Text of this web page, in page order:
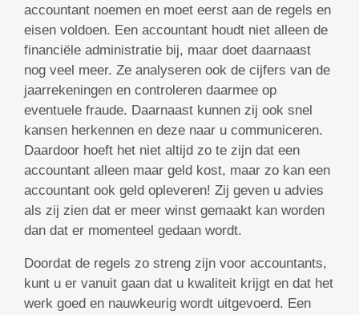
accountant noemen en moet eerst aan de regels en
eisen voldoen. Een accountant houdt niet alleen de
financiële administratie bij, maar doet daarnaast
nog veel meer. Ze analyseren ook de cijfers van de
jaarrekeningen en controleren daarmee op
eventuele fraude. Daarnaast kunnen zij ook snel
kansen herkennen en deze naar u communiceren.
Daardoor hoeft het niet altijd zo te zijn dat een
accountant alleen maar geld kost, maar zo kan een
accountant ook geld opleveren! Zij geven u advies
als zij zien dat er meer winst gemaakt kan worden
dan dat er momenteel gedaan wordt.
Doordat de regels zo streng zijn voor accountants,
kunt u er vanuit gaan dat u kwaliteit krijgt en dat het
werk goed en nauwkeurig wordt uitgevoerd. Een